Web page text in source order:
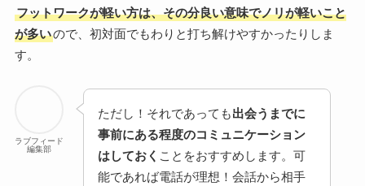
フットワークが軽い方は、その分良い意味でノリが軽いこと
が多いので、初対面でもわりと打ち解けやすかったりしま
す。
ラブフィード
編集部
ただし！それであっても出会うまでに
事前にある程度のコミュニケーション
はしておく ことをおすすめします。可
能であれば電話が理想！会話から相手